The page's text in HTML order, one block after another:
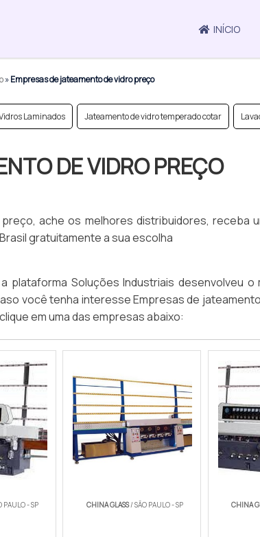
INÍCIO
»Empresas de jateamento de vidro preço
Laminados Jateamento de vidro temperado cotar
DE VIDRO PREÇO
ache os melhores distribuidores, receba
gratuitamente a sua escolha
plataforma Soluções Industriais desenvolveu o
você tenha interesse Empresas de
em uma das empresas abaixo:
PAULO - SP CHINA GLASS/ SÃO PAULO - SP CHINA